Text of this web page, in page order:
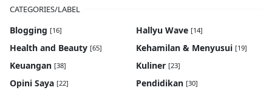
CATEGORIES/LABEL
Blogging [16] Hallyu Wave [14]
Health and Beauty [65] Kehamilan & Menyusui [19]
Keuangan [38] Kuliner [23]
Opini Saya [22] Pendidikan [30]